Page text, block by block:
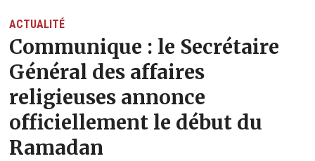
ACTUALITÉ
Communique : le Secrétaire
Général des affaires
religieuses annonce
officiellement le début du
Ramadan